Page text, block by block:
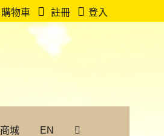
購物車 註冊 登入
商城 EN